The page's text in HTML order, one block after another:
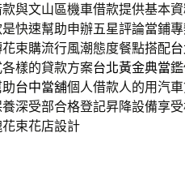
與文山區機車借款提供基本
快速幫助申辦五星評論當鋪
束購流行風潮態度餐點搭配
樣的貸款方案台北黃金典當
台中當舖個人借款人的用汽
深受部合格登記昇降設備享
束花店設計